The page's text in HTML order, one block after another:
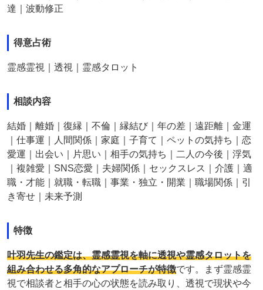
達｜波動修正
得意占術
霊感霊視｜透視｜霊感タロット
相談内容
結婚｜離婚｜復縁｜不倫｜縁結び｜年の差｜遠距離｜金運
｜仕事運｜人間関係｜家庭｜子育て｜ペットの気持ち｜恋
愛運｜出会い｜片思い｜相手の気持ち｜二人の今後｜浮気
｜複雑愛｜SNS恋愛｜夫婦関係｜セックスレス｜介護｜適
職・才能｜就職・転職｜事業・独立・開業｜職場関係｜引
き寄せ｜未来予測
特徴
叶羽先生の鑑定は、霊感霊視を軸に透視や霊感タロットを
組み合わせる多角的なアプローチが特徴です。まず霊感霊
視で相談者と相手の心の状態を読み取り、透視で現状や今